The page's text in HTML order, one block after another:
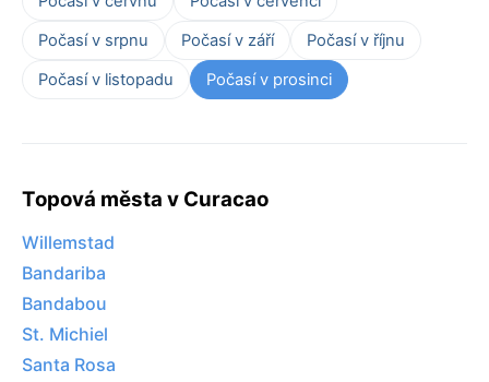
Počasí v srpnu
Počasí v září
Počasí v říjnu
Počasí v listopadu
Počasí v prosinci
Topová města v Curacao
Willemstad
Bandariba
Bandabou
St. Michiel
Santa Rosa